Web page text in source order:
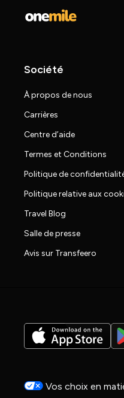
Société
À propos de nous
Carrières
Centre d’aide
Termes et Conditions
Politique de
Politique relative aux
Travel Blog
Salle de presse
Avis sur Transfeero
Vos choix en